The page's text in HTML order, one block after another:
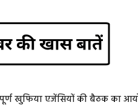
खुफिया एजेंसियों की बैठक का